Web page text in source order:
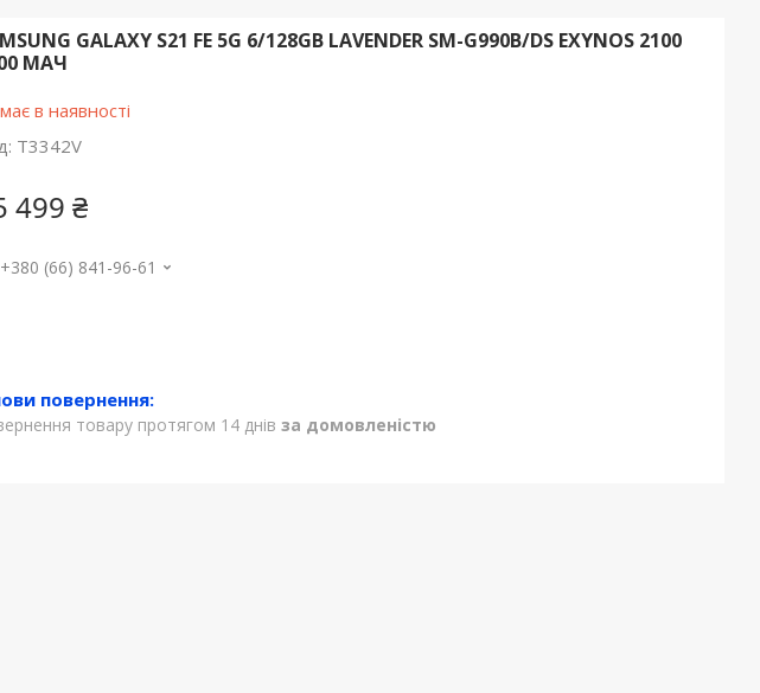
GALAXY S21 FE 5G 6/128GB LAVENDER SM-G990B/DS EXYNOS 2100
МАЧ
в наявності
T3342V
499 ₴
+380 (66) 841-96-61
товару протягом 14 днів за домовленістю